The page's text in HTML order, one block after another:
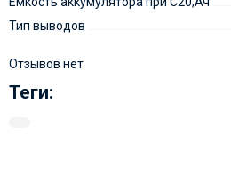
Тип выводов
Отзывов нет
Теги: